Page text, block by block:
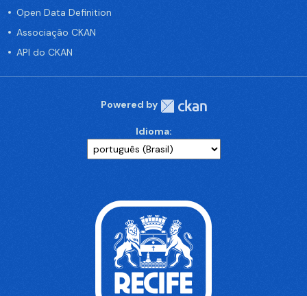
Open Data Definition
Associação CKAN
API do CKAN
Powered by
Idioma